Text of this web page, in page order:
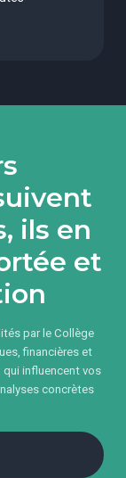
ils en
et
par le Collège
financières et
qui influencent vos
concrètes